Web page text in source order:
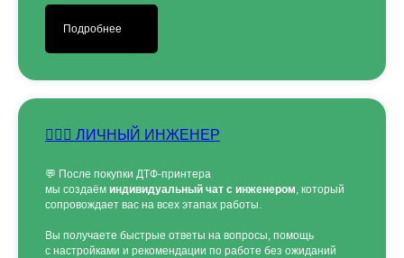
Подробнее
👷🏻‍♂️ ЛИЧНЫЙ ИНЖЕНЕР
💬 После покупки ДТФ-принтера
мы создаём индивидуальный чат с инженером , который
сопровождает вас на всех этапах работы.
Вы получаете быстрые ответы на вопросы, помощь
с настройками и рекомендации по работе без ожиданий